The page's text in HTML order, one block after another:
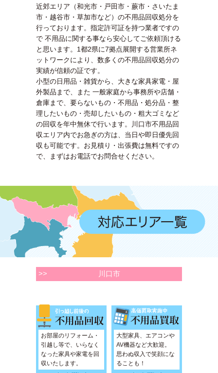
近郊エリア（和光市・戸田市・蕨市・さいたま
市・越谷市・草加市など）の不用品回収処分を
行っております。指定許可証を持つ業者ですの
で 不用品に関する事なら安心してご依頼頂ける
と思います。1都2県に7拠点展開する営業所ネ
ットワークにより、数多くの不用品回収処分の
実績が信頼の証です。
小型の日用品・雑貨から、大きな家具家電・屋
外製品まで、また 一般家庭から事務所や店舗・
倉庫まで、要らないもの・不用品・処分品・整
理したいもの・売却したいもの・粗大ゴミなど
の回収を年中無休で行います。川口市不用品回
収エリア内でお急ぎの方は、当日や即日優先回
収も可能です。お見積り・出張費は無料ですの
で、まずはお電話でお問合せください。
>> 川口市
お部屋のリフォーム・
引越し等で、いらなく
なった家具や家電を回
収いたします。
大型家具、エアコンや
AV機器など大歓迎。
思わぬ収入で笑顔にな
ることも！